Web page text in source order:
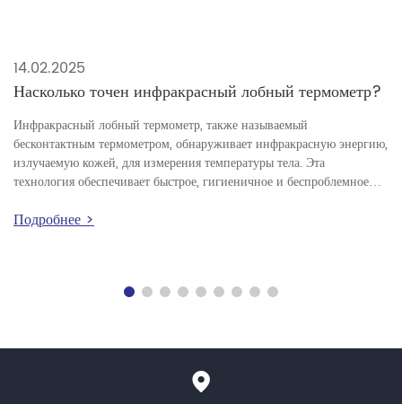
14.02.2025
Насколько точен инфракрасный лобный термометр?
Инфракрасный лобный термометр, также называемый
бесконтактным термометром, обнаруживает инфракрасную энергию,
излучаемую кожей, для измерения температуры тела. Эта
технология обеспечивает быстрое, гигиеничное и беспроблемное
и рабочих мест. Но насколько точны инфракрасные лобные
Подробнее >